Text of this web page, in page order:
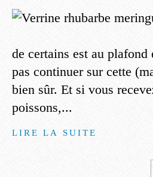
de certains est au
pas continuer sur cette
bien sûr. Et si vous
poissons,...
LIRE LA SUITE